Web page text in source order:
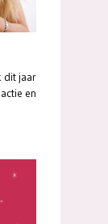
dit jaar
en